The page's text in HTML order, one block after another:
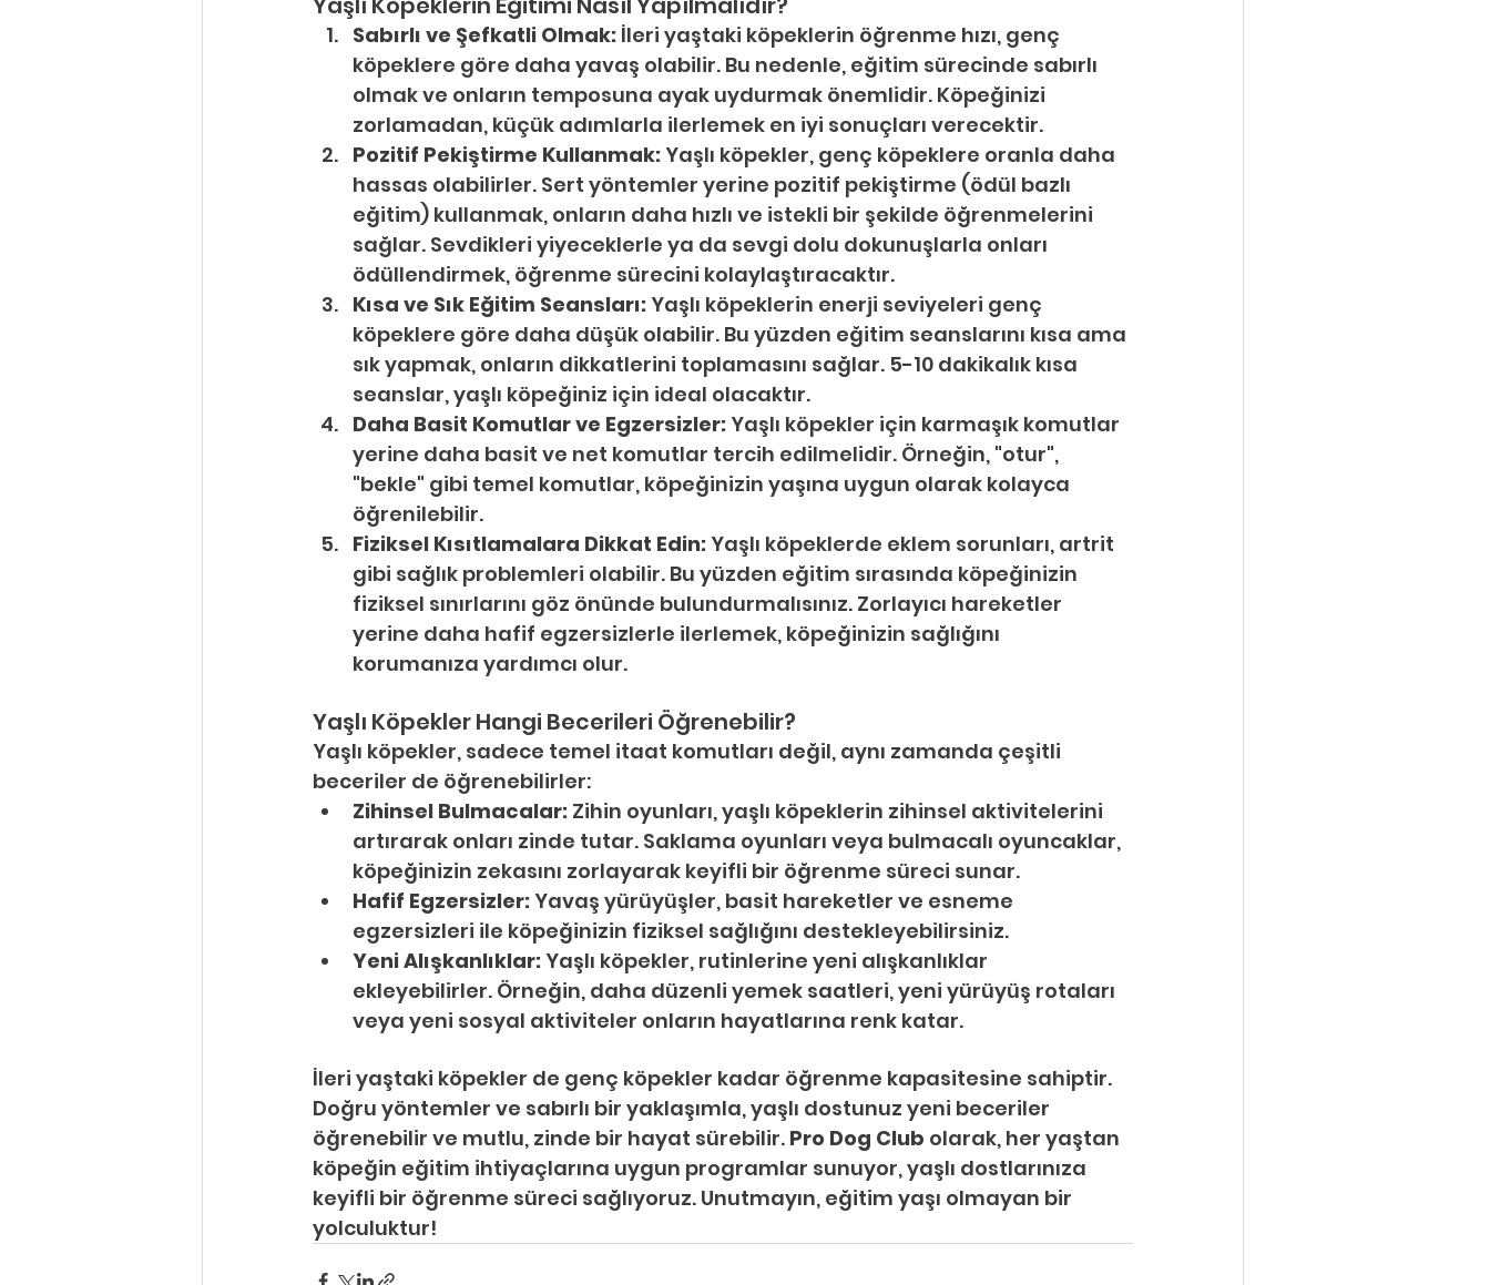
Sabırlı ve Şefkatli Olmak: İleri yaştaki köpeklerin öğrenme hızı, genç
köpeklere göre daha yavaş olabilir. Bu nedenle, eğitim sürecinde sabırlı
olmak ve onların temposuna ayak uydurmak önemlidir. Köpeğinizi
zorlamadan, küçük adımlarla ilerlemek en iyi sonuçları verecektir.
Pozitif Pekiştirme Kullanmak: Yaşlı köpekler, genç köpeklere oranla daha
hassas olabilirler. Sert yöntemler yerine pozitif pekiştirme (ödül bazlı
eğitim) kullanmak, onların daha hızlı ve istekli bir şekilde öğrenmelerini
sağlar. Sevdikleri yiyeceklerle ya da sevgi dolu dokunuşlarla onları
ödüllendirmek, öğrenme sürecini kolaylaştıracaktır.
Kısa ve Sık Eğitim Seansları: Yaşlı köpeklerin enerji seviyeleri genç
köpeklere göre daha düşük olabilir. Bu yüzden eğitim seanslarını kısa ama
sık yapmak, onların dikkatlerini toplamasını sağlar. 5-10 dakikalık kısa
seanslar, yaşlı köpeğiniz için ideal olacaktır.
Daha Basit Komutlar ve Egzersizler: Yaşlı köpekler için karmaşık komutlar
yerine daha basit ve net komutlar tercih edilmelidir. Örneğin, "otur",
"bekle" gibi temel komutlar, köpeğinizin yaşına uygun olarak kolayca
öğrenilebilir.
Fiziksel Kısıtlamalara Dikkat Edin: Yaşlı köpeklerde eklem sorunları, artrit
gibi sağlık problemleri olabilir. Bu yüzden eğitim sırasında köpeğinizin
fiziksel sınırlarını göz önünde bulundurmalısınız. Zorlayıcı hareketler
yerine daha hafif egzersizlerle ilerlemek, köpeğinizin sağlığını
korumanıza yardımcı olur.
Yaşlı Köpekler Hangi Becerileri Öğrenebilir?
Yaşlı köpekler, sadece temel itaat komutları değil, aynı zamanda çeşitli
beceriler de öğrenebilirler:
Zihinsel Bulmacalar: Zihin oyunları, yaşlı köpeklerin zihinsel aktivitelerini
artırarak onları zinde tutar. Saklama oyunları veya bulmacalı oyuncaklar,
köpeğinizin zekasını zorlayarak keyifli bir öğrenme süreci sunar.
Hafif Egzersizler: Yavaş yürüyüşler, basit hareketler ve esneme
egzersizleri ile köpeğinizin fiziksel sağlığını destekleyebilirsiniz.
Yeni Alışkanlıklar: Yaşlı köpekler, rutinlerine yeni alışkanlıklar
ekleyebilirler. Örneğin, daha düzenli yemek saatleri, yeni yürüyüş rotaları
veya yeni sosyal aktiviteler onların hayatlarına renk katar.
İleri yaştaki köpekler de genç köpekler kadar öğrenme kapasitesine sahiptir.
Doğru yöntemler ve sabırlı bir yaklaşımla, yaşlı dostunuz yeni beceriler
öğrenebilir ve mutlu, zinde bir hayat sürebilir. Pro Dog Club olarak, her yaştan
köpeğin eğitim ihtiyaçlarına uygun programlar sunuyor, yaşlı dostlarınıza
keyifli bir öğrenme süreci sağlıyoruz. Unutmayın, eğitim yaşı olmayan bir
yolculuktur!